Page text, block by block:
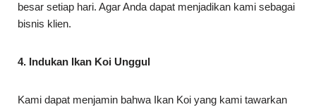
besar setiap hari. Agar Anda dapat menjadikan kami sebagai
bisnis klien.
4. Indukan Ikan Koi Unggul
Kami dapat menjamin bahwa Ikan Koi yang kami tawarkan